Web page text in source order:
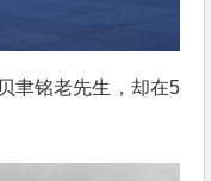
聿铭老先生，却在5